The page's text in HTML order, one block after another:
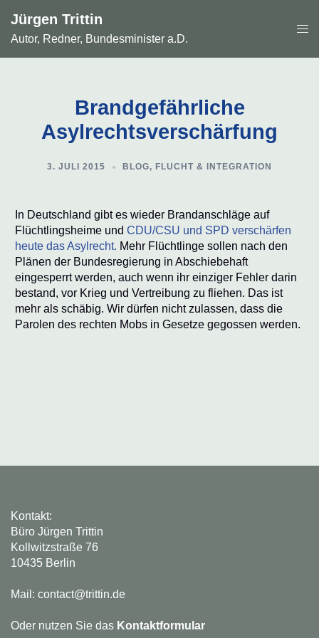
Inhalt
springen
Jürgen Trittin
Autor, Redner, Bundesminister a.D.
Brandgefährliche
Asylrechtsverschärfung
3. JULI 2015 BLOG, FLUCHT & INTEGRATION
In Deutschland gibt es wieder Brandanschläge auf
Flüchtlingsheime undCDU/CSU und SPD verschärfen
heute das Asylrecht. Mehr Flüchtlinge sollen nach den
Plänen der Bundesregierung in Abschiebehaft
eingesperrt werden, auch wenn ihr einziger Fehler darin
bestand, vor Krieg und Vertreibung zu fliehen. Das ist
mehr als schäbig. Wir dürfen nicht zulassen, dass die
Parolen des rechten Mobs in Gesetze gegossen werden.
Kontakt:
Büro Jürgen Trittin
Kollwitzstraße 76
10435 Berlin
Mail: contact@trittin.de
Oder nutzen Sie das Kontaktformular